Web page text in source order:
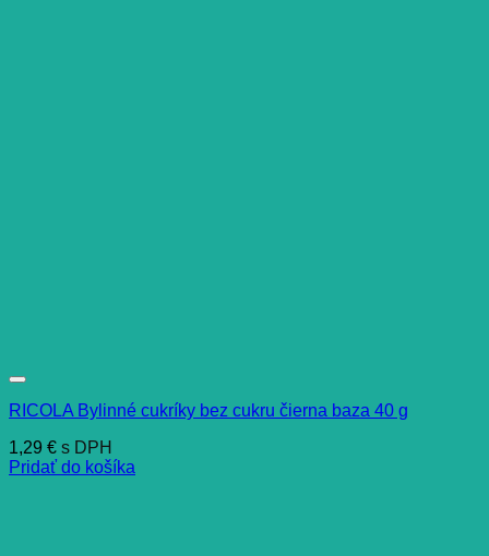
RICOLA Bylinné cukríky bez cukru čierna baza 40 g
1,29 € s DPH
Pridať do košíka